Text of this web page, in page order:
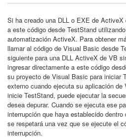
Si ha creado una DLL o EXE de
a este código desde TestStand
automatización ActiveX. Para obtener
llamar al código de Visual Basic desde
siguiente para una DLL ActiveX de VB
ingresar directamente a este código
su proyecto de Visual Basic para iniciar
externo cuando ejecuta su aplicación
inicie TestStand, puede ejecutar la
desea depurar. Cuando se ejecuta ese
interrupción que haya establecido
se respetará una vez que se ejecute el
interrupción.